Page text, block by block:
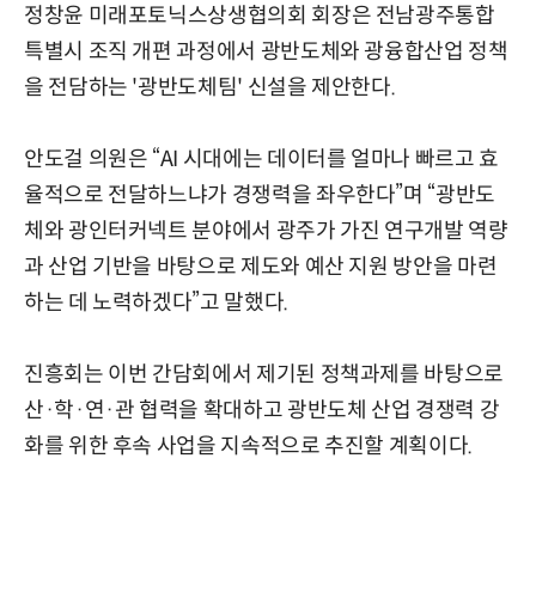
정창윤 미래포토닉스상생협의회 회장은 전남광주통합
특별시 조직 개편 과정에서 광반도체와 광융합산업 정책
을 전담하는 '광반도체팀' 신설을 제안한다.
안도걸 의원은 “AI 시대에는 데이터를 얼마나 빠르고 효
율적으로 전달하느냐가 경쟁력을 좌우한다”며 “광반도
체와 광인터커넥트 분야에서 광주가 가진 연구개발 역량
과 산업 기반을 바탕으로 제도와 예산 지원 방안을 마련
하는 데 노력하겠다”고 말했다.
진흥회는 이번 간담회에서 제기된 정책과제를 바탕으로
산·학·연·관 협력을 확대하고 광반도체 산업 경쟁력 강
화를 위한 후속 사업을 지속적으로 추진할 계획이다.